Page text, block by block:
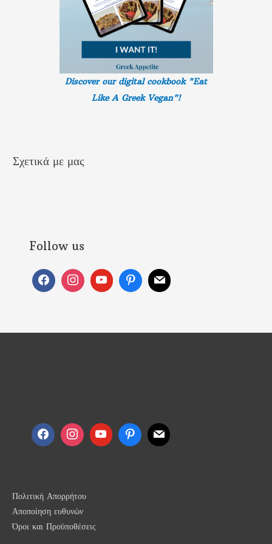
Discover our digital cookbook "Eat
Like A Greek Vegan"!
Σχετικά με μας
Follow us
Πολιτική Απορρήτου
Αποποίηση ευθυνών
Όροι και Προϋποθέσεις